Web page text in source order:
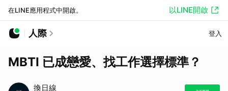
在LINE應用程式中開啟。 以LINE開啟
人際 登入
MBTI 已成戀愛、找工作選擇標準？
換日線